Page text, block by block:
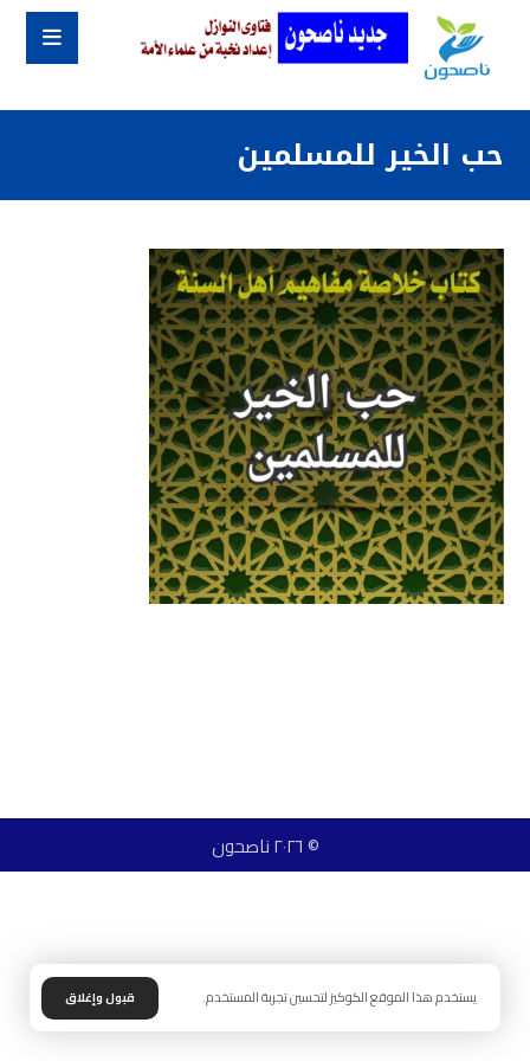
حب الخير للمسلمين
© ٢٠٢٦ ناصحون
يستخدم هذا الموقع الكوكيز لتحسين تجربة المستخدم. قبول وإغلاق